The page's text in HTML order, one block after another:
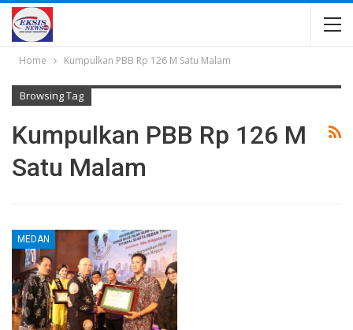
Home Kumpulkan PBB Rp 126 M Satu Malam
Browsing Tag
Kumpulkan PBB Rp 126 M
Satu Malam
MEDAN